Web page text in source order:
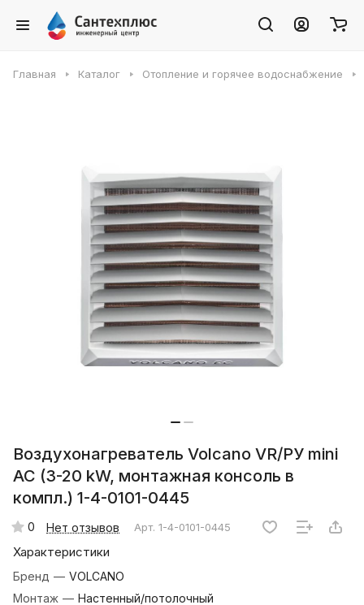
Главная Каталог Отопление и горячее водоснабжение
Воздухонагреватель Volcano VR/РУ mini
AC (3-20 kW, монтажная консоль в
компл.) 1-4-0101-0445
0 Нет отзывов Арт. 1-4-0101-0445
Характеристики
Бренд — VOLCANO
Монтаж — Настенный/потолочный